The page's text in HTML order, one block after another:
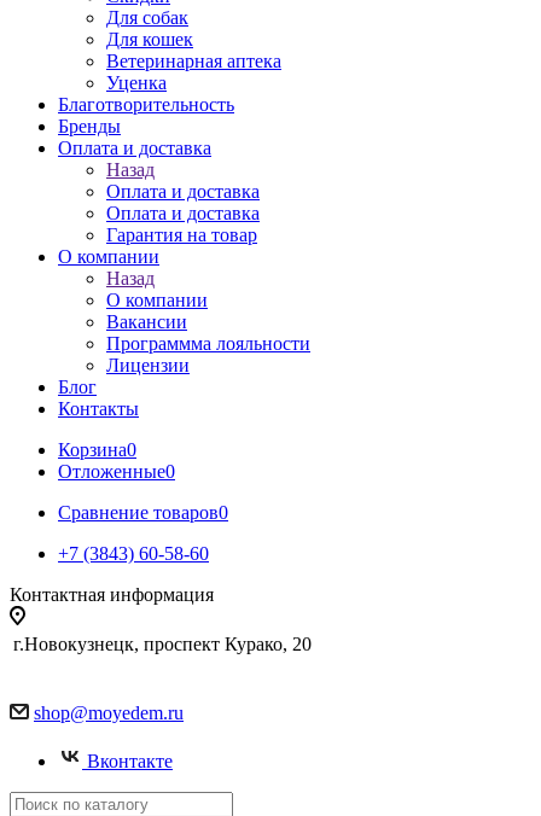
Для собак
Для кошек
Ветеринарная аптека
Уценка
Благотворительность
Бренды
Оплата и доставка
Назад
Оплата и доставка
Оплата и доставка
Гарантия на товар
О компании
Назад
О компании
Вакансии
Программма лояльности
Лицензии
Блог
Контакты
Корзина0
Отложенные0
Сравнение товаров0
+7 (3843) 60-58-60
Контактная информация
г.Новокузнецк, проспект Курако, 20
shop@moyedem.ru
Вконтакте